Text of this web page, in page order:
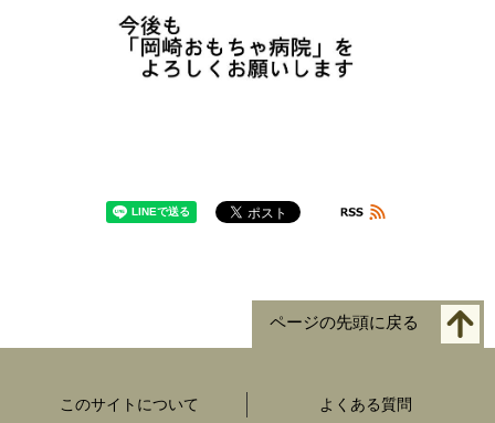
ページの先頭に戻る
このサイトについて よくある質問